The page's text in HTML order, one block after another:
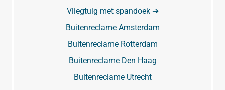
Vliegtuig met spandoek ➔
Buitenreclame Amsterdam
Buitenreclame Rotterdam
Buitenreclame Den Haag
Buitenreclame Utrecht